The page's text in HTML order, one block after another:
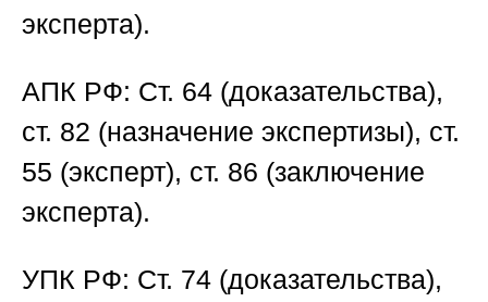
эксперта).
АПК РФ: Ст. 64 (доказательства),
ст. 82 (назначение экспертизы), ст.
55 (эксперт), ст. 86 (заключение
эксперта).
УПК РФ: Ст. 74 (доказательства),